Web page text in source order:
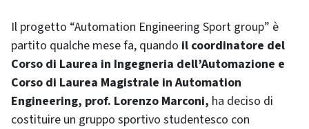
Il progetto “Automation Engineering Sport group” è
partito qualche mese fa, quando il coordinatore del
Corso di Laurea in Ingegneria dell’Automazione e
Corso di Laurea Magistrale in Automation
Engineering, prof. Lorenzo Marconi, ha deciso di
costituire un gruppo sportivo studentesco con